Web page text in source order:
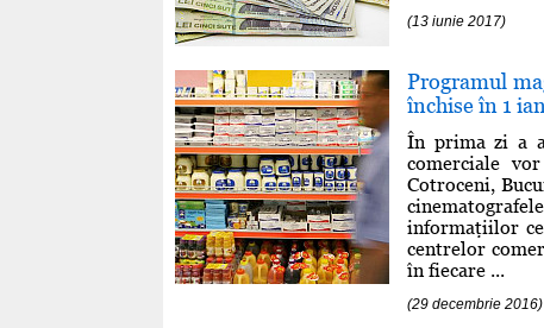
(13 iunie 2017)
Programul
închise în 1
În prima zi a
comerciale
Cotroceni,
informaţiilor
centrelor
în fiecare ...
(29 decembrie 2016)